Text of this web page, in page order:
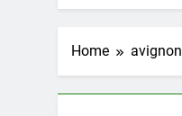
Home avignon